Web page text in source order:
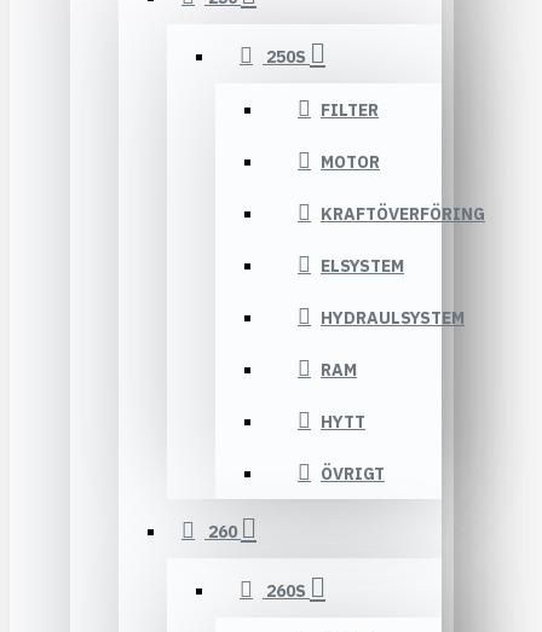
250S
FILTER
MOTOR
KRAFTÖVERFÖRING
ELSYSTEM
HYDRAULSYSTEM
RAM
HYTT
ÖVRIGT
260
260S